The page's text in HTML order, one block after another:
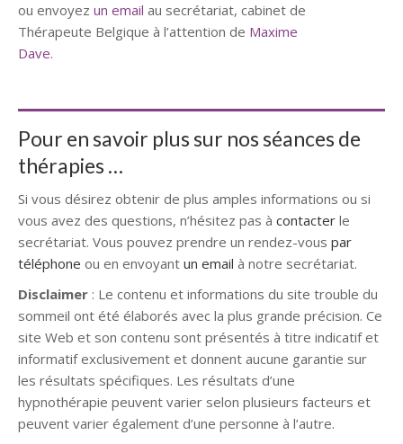
ou envoyez un email au secrétariat, cabinet de
Thérapeute Belgique à l’attention de Maxime
Dave.
Pour en savoir plus sur nos séances de
thérapies …
Si vous désirez obtenir de plus amples informations ou si
vous avez des questions, n’hésitez pas à contacter le
secrétariat. Vous pouvez prendre un rendez-vous par
téléphone ou en envoyant un email à notre secrétariat.
Disclaimer : Le contenu et informations du site trouble du
sommeil ont été élaborés avec la plus grande précision. Ce
site Web et son contenu sont présentés à titre indicatif et
informatif exclusivement et donnent aucune garantie sur
les résultats spécifiques. Les résultats d’une
hypnothérapie peuvent varier selon plusieurs facteurs et
peuvent varier également d’une personne à l’autre.